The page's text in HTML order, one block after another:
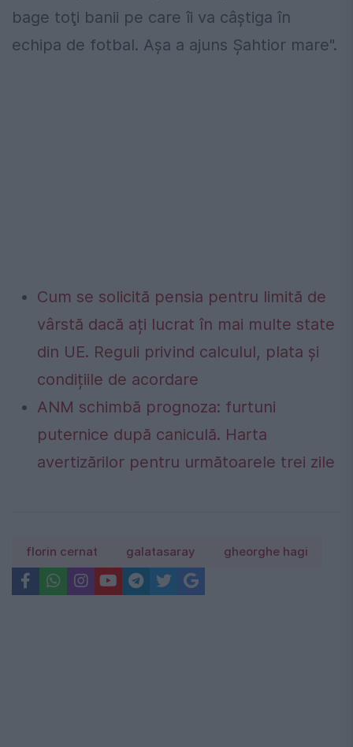
bage toţi banii pe care îi va câştiga în
echipa de fotbal. Aşa a ajuns Şahtior mare".
Cum se solicită pensia pentru limită de
vârstă dacă ați lucrat în mai multe state
din UE. Reguli privind calculul, plata și
condițiile de acordare
ANM schimbă prognoza: furtuni
puternice după caniculă. Harta
avertizărilor pentru următoarele trei zile
florin cernat galatasaray gheorghe hagi